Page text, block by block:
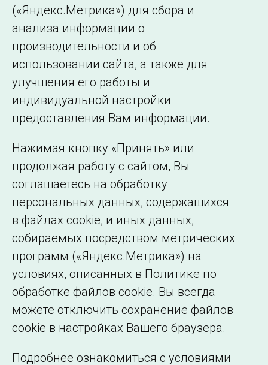
мастерства диспетчеров Филиалов ОАО «СО ЕЭС»
Объединенных диспетчерских управлений (ОДУ). По
итогам соревнований первое место заняла команда
ОДУ Средней Волги.
©2005–2026 АО «СО ЕЭС»
Филиалы и
представительства
образовательной
организации
(«Яндекс.Метрика») для сбора и
анализа информации о
производительности и об
использовании сайта, а также для
улучшения его работы и
индивидуальной настройки
предоставления Вам информации.
Нажимая кнопку «Принять» или
продолжая работу с сайтом, Вы
соглашаетесь на обработку
персональных данных, содержащихся
в файлах cookie, и иных данных,
собираемых посредством метрических
программ («Яндекс.Метрика») на
условиях, описанных в Политике по
обработке файлов cookie. Вы всегда
можете отключить сохранение файлов
cookie в настройках Вашего браузера.
Подробнее ознакомиться с условиями